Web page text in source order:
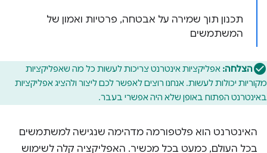
תכנון תוך שמירה על אבטחה, פרטיות ואמון של
המשתמשים
הצלחה: אפליקציות אינטרנט צריכות לעשות כל מה שאפליקציות
מקוריות יכולות לעשות. אנחנו רוצים לאפשר לכם ליצור ולהציג אפליקציות
באינטרנט הפתוח באופן שלא היה אפשרי בעבר.
האינטרנט הוא פלטפורמה מדהימה שנגישה למשתמשים
בכל העולם, כמעט בכל מכשיר. האפליקציה קלה לשימוש